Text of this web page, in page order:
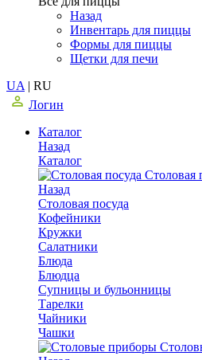
Назад
Инвентарь для пиццы
Формы для пиццы
Щетки для печи
UA | RU
Логин
Каталог
Назад
Каталог
Столовая
Назад
Столовая посуда
Кофейники
Кружки
Салатники
Блюда
Блюдца
Супницы и бульонницы
Тарелки
Чайники
Чашки